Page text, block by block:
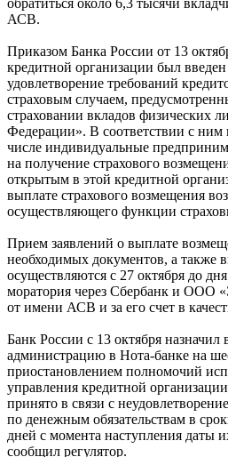
сообщило о начале выплат
миллиарда рублей. За страховым
обратиться около 6,3 тысячи
АСВ.
Приказом Банка России от 13
кредитной организации был
удовлетворение требований
страховым случаем,
страховании вкладов физических
Федерации». В соответствии с ним
числе индивидуальные
открытым в этой кредитной
выплате страхового возмещения
осуществляющего функции
Прием заявлений о выплате
осуществляются с 27 октября до
моратория через Сбербанк и ООО
от имени АСВ и за его счет в
Банк России с 13 октября
администрацию в Нота-банке на
приостановлением полномочий
управления кредитной